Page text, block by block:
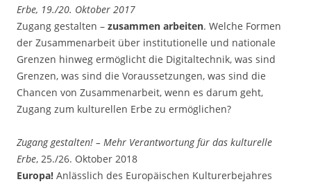
Erbe, 19./20. Oktober 2017
Zugang gestalten – zusammen arbeiten. Welche Formen
der Zusammenarbeit über institutionelle und nationale
Grenzen hinweg ermöglicht die Digitaltechnik, was sind
Grenzen, was sind die Voraussetzungen, was sind die
Chancen von Zusammenarbeit, wenn es darum geht,
Zugang zum kulturellen Erbe zu ermöglichen?
Zugang gestalten! – Mehr Verantwortung für das kulturelle
Erbe, 25./26. Oktober 2018
Europa! Anlässlich des Europäischen Kulturerbejahres